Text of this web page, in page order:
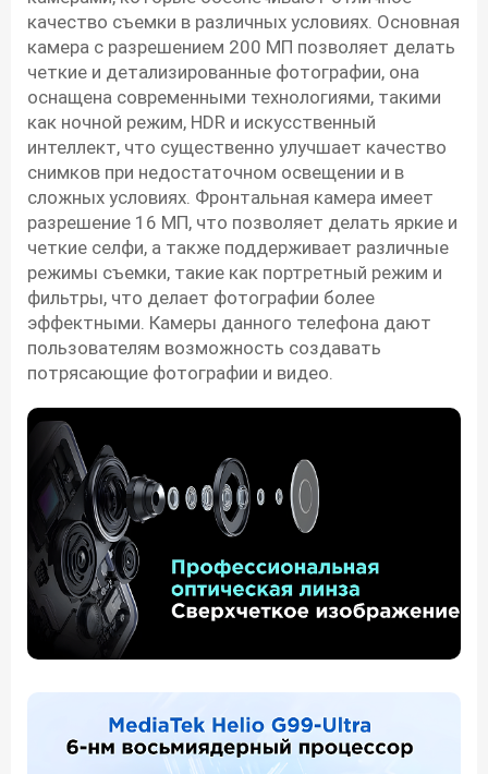
качество съемки в различных условиях. Основная
камера с разрешением 200 МП позволяет делать
четкие и детализированные фотографии, она
оснащена современными технологиями, такими
как ночной режим, HDR и искусственный
интеллект, что существенно улучшает качество
снимков при недостаточном освещении и в
сложных условиях. Фронтальная камера имеет
разрешение 16 МП, что позволяет делать яркие и
четкие селфи, а также поддерживает различные
режимы съемки, такие как портретный режим и
фильтры, что делает фотографии более
эффектными. Камеры данного телефона дают
пользователям возможность создавать
потрясающие фотографии и видео.